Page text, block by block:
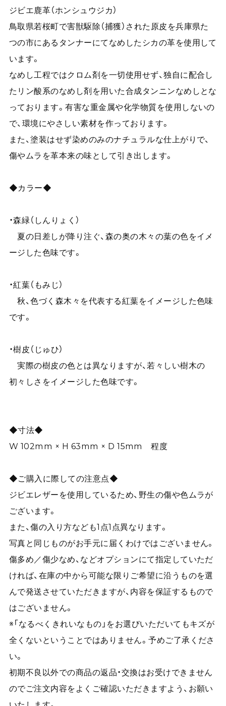
ジビエ鹿革（ホンシュウジカ）
鳥取県若桜町で害獣駆除（捕獲）された原皮を兵庫県た
つの市にあるタンナーにてなめしたシカの革を使用して
います。
なめし工程ではクロム剤を一切使用せず、独自に配合し
たリン酸系のなめし剤を用いた合成タンニンなめしとな
っております。有害な重金属や化学物質を使用しないの
で、環境にやさしい素材を作っております。
また、塗装はせず染めのみのナチュラルな仕上がりで、
傷やムラを革本来の味として引き出します。
◆カラー◆
・森緑（しんりょく）
夏の日差しが降り注ぐ、森の奥の木々の葉の色をイメ
ージした色味です。
・紅葉（もみじ）
秋、色づく森木々を代表する紅葉をイメージした色味
です。
・樹皮（じゅひ）
実際の樹皮の色とは異なりますが、若々しい樹木の
初々しさをイメージした色味です。
◆寸法◆
W 102mm × H 63mm × D 15mm 程度
◆ご購入に際しての注意点◆
ジビエレザーを使用しているため、野生の傷や色ムラが
ございます。
また、傷の入り方なども1点1点異なります。
写真と同じものがお手元に届くわけではございません。
傷多め／傷少なめ、などオプションにて指定していただ
ければ、在庫の中から可能な限りご希望に沿うものを選
んで発送させていただきますが、内容を保証するもので
はございません。
※「なるべくきれいなもの」をお選びいただいてもキズが
全くないということではありません。予めご了承くださ
い。
初期不良以外での商品の返品・交換はお受けできません
のでご注文内容をよくご確認いただきますよう、お願い